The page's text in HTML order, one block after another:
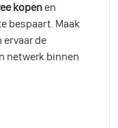
kopen en
bespaart. Maak
ervaar de
netwerk binnen